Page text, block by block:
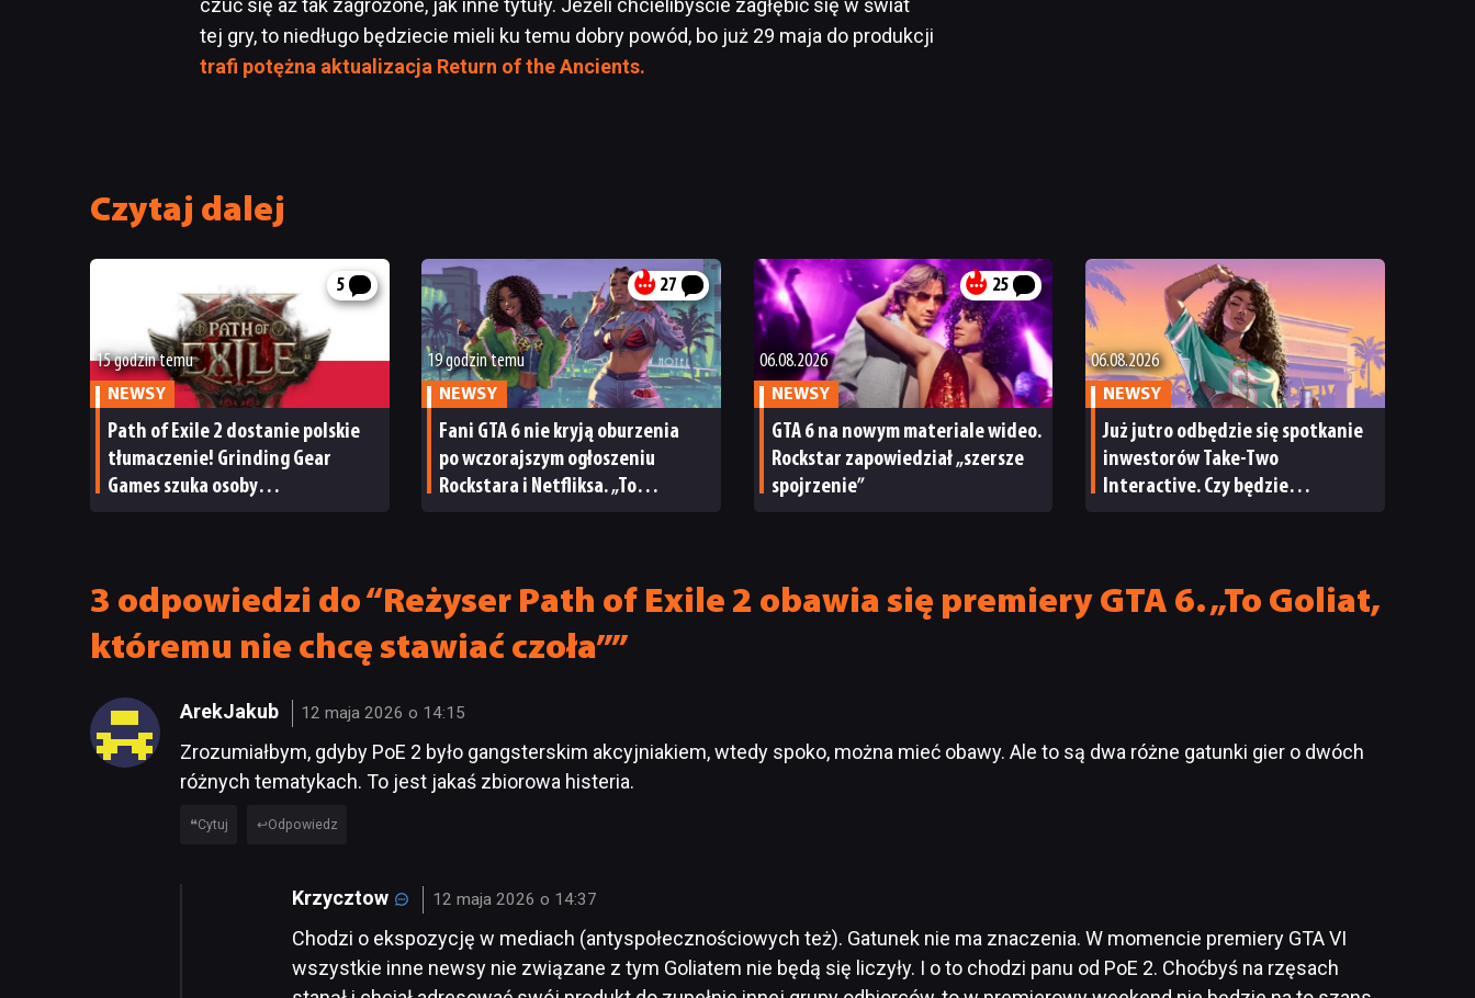
czuć się aż tak zagrożone, jak inne tytuły. Jeżeli chcielibyście zagłębić się w świat
tej gry, to niedługo będziecie mieli ku temu dobry powód, bo już 29 maja do produkcji
trafi potężna aktualizacja Return of the Ancients.
Czytaj dalej
5
15 godzin temu
NEWSY
Path of Exile 2 dostanie polskie
tłumaczenie! Grinding Gear
Games szuka osoby
27
19 godzin temu
NEWSY
Fani GTA 6 nie kryją oburzenia
po wczorajszym ogłoszeniu
Rockstara i Netfliksa. „To
25
06.08.2026
NEWSY
GTA 6 na nowym materiale wideo.
Rockstar zapowiedział „szersze
spojrzenie”
06.08.2026
NEWSY
Już jutro odbędzie się spotkanie
inwestorów Take-Two
Interactive. Czy będzie
3 odpowiedzi do “Reżyser Path of Exile 2 obawia się premiery GTA 6. „To Goliat,
któremu nie chcę stawiać czoła””
ArekJakub 12 maja 2026 o 14:15
Zrozumiałbym, gdyby PoE 2 było gangsterskim akcyjniakiem, wtedy spoko, można mieć obawy. Ale to są dwa różne gatunki gier o dwóch
różnych tematykach. To jest jakaś zbiorowa histeria.
Cytuj Odpowiedz
Krzycztow 12 maja 2026 o 14:37
Chodzi o ekspozycję w mediach (antyspołecznościowych też). Gatunek nie ma znaczenia. W momencie premiery GTA VI
wszystkie inne newsy nie związane z tym Goliatem nie będą się liczyły. I o to chodzi panu od PoE 2. Choćbyś na rzęsach